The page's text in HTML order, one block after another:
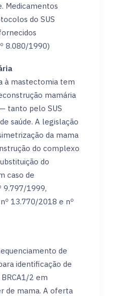
Medicamentos
do SUS
8.080/1990)
à mastectomia tem
mamária
tanto pelo SUS
saúde. A legislação
da mama
do complexo
do
caso de
9.797/1999,
13.770/2018 e nº
de
identificação de
2 em
de mama. A oferta